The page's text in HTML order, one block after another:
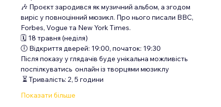
🎶 Проєкт зародився як музичний альбом, а згодом
виріс у повноцінний мюзикл. Про нього писали BBC,
Forbes, Vogue та New York Times.
🗓️ 18 травня (неділя)
🕕 Відкриття дверей: 19:00, початок: 19:30
Після показу у глядачів буде унікальна можливість
поспілкуватись  онлайн із творцями мюзиклу
⏳ Тривалість: 2, 5 години
Показати більше